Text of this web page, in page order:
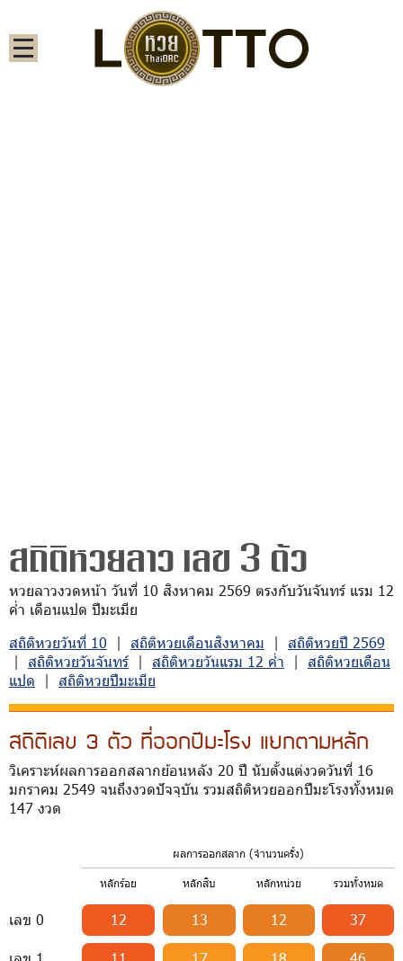
สถิติหวยลาว เลข 3 ตัว
หวยลาวงวดหน้า วันที่ 10 สิงหาคม 2569 ตรงกับวันจันทร์ แรม 12
ค่ำ เดือนแปด ปีมะเมีย
สถิติหวยวันที่ 10 | สถิติหวยเดือนสิงหาคม | สถิติหวยปี 2569
| สถิติหวยวันจันทร์ | สถิติหวยวันแรม 12 ค่ำ | สถิติหวยเดือน
แปด | สถิติหวยปีมะเมีย
สถิติเลข 3 ตัว ที่ออกปีมะโรง แยกตามหลัก
วิเคราะห์ผลการออกสลากย้อนหลัง 20 ปี นับตั้งแต่งวดวันที่ 16
มกราคม 2549 จนถึงงวดปัจจุบัน รวมสถิติหวยออกปีมะโรงทั้งหมด
147 งวด
ผลการออกสลาก (จำนวนครั้ง)
หลักร้อย หลักสิบ หลักหน่วย รวมทั้งหมด
เลข 0 12 13 12 37